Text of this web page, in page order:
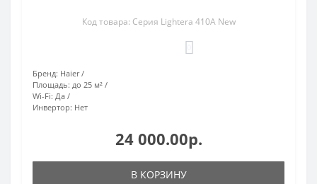
Код товара: Серия Lightera 410A New
Бренд: Haier
Площадь: до 25 м²
Wi-Fi: Да
Инвертор: Нет
24 000.00р.
В КОРЗИНУ